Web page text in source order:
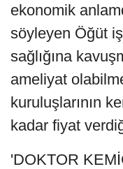
ekonomik
söyleyen Öğüt
sağlığına
ameliyat
kuruluşlarının
kadar fiyat
'DOKTOR